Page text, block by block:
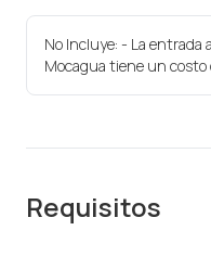
No Incluye: - La entrada
Mocagua tiene un costo
Requisitos